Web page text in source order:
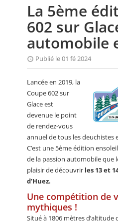
ANNUAIRES
PETITES ANNONCES
La 5ème
602 sur
automobile
Publié le 01 fé 2024
Lancée en 2019, la
Coupe 602 sur
Glace est
devenue le point
de rendez-vous
annuel de tous les deuchistes
C’est une 5ème édition
de la passion automobile que
plaisir de découvrir les 13 et
d’Huez.
Une compétition de
mythiques !
Situé à 1806 mètres